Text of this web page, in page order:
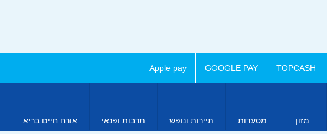
TOPCASH
GOOGLE PAY
Apple pay
מזון מסעדות תיירות ונופש תרבות ופנאי אורח חיים בריא